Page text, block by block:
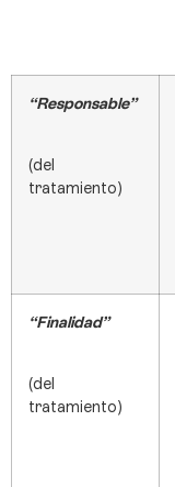
“Responsable”
(del
tratamiento)
“Finalidad”
(del
tratamiento)